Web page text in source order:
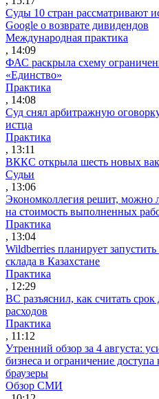
Суды 10 стран рассматривают
Google о возврате дивидендов
Международная практика
, 14:09
ФАС раскрыла схему
«Единство»
Практика
, 14:08
Суд снял арбитражную
истца
Практика
, 13:11
ВККС открыла шесть новых
Судьи
, 13:06
Экономколлегия решит, можно
на стоимость выполненных
Практика
, 13:04
Wildberries планирует
склада в Казахстане
Практика
, 12:29
ВС разъяснил, как считать
расходов
Практика
, 11:12
Утренний обзор за 4 августа:
бизнеса и ограничение
браузеры
Обзор СМИ